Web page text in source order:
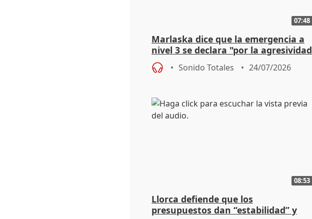
07:48
Marlaska dice que la emergencia a
nivel 3 se declara "por la agresividad
de los incendios"
Sonido Totales 24/07/2026
08:53
Llorca defiende que los
presupuestos dan “estabilidad” y